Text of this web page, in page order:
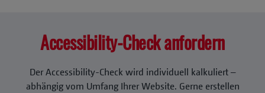
Accessibility-Check anfordern
Der Accessibility-Check wird individuell kalkuliert –
abhängig vom Umfang Ihrer Website. Gerne erstellen